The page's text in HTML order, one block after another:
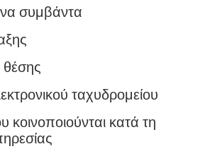
συμβάντα
ταχυδρομείου
κατά τη